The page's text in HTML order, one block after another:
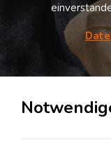
Lagerflächen